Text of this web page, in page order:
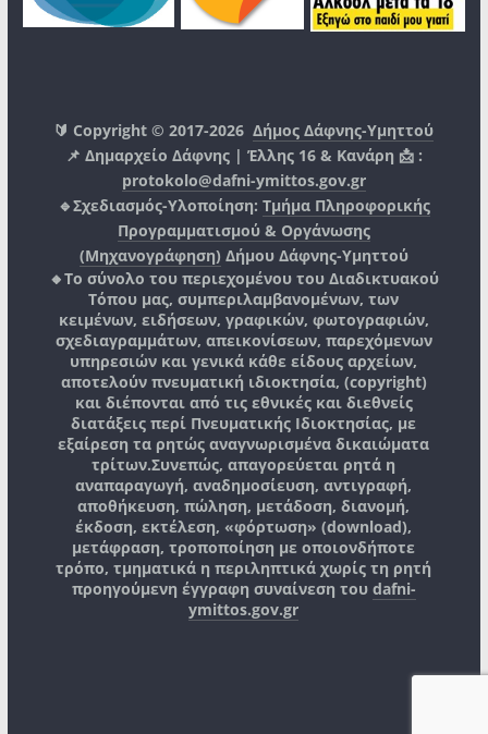
🔰 Copyright © 2017-2026Δήμος Δάφνης-Υμηττού
📌 Δημαρχείο Δάφνης | Έλλης 16 & Κανάρη 📩 :
protokolo@dafni-ymittos.gov.gr
🔹Σχεδιασμός-Υλοποίηση: Τμήμα Πληροφορικής
Προγραμματισμού & Οργάνωσης
(Μηχανογράφηση) Δήμου Δάφνης-Υμηττού
🔸Το σύνολο του περιεχομένου του Διαδικτυακού
Τόπου μας, συμπεριλαμβανομένων, των
κειμένων, ειδήσεων, γραφικών, φωτογραφιών,
σχεδιαγραμμάτων, απεικονίσεων, παρεχόμενων
υπηρεσιών και γενικά κάθε είδους αρχείων,
αποτελούν πνευματική ιδιοκτησία, (copyright)
και διέπονται από τις εθνικές και διεθνείς
διατάξεις περί Πνευματικής Ιδιοκτησίας, με
εξαίρεση τα ρητώς αναγνωρισμένα δικαιώματα
τρίτων.Συνεπώς, απαγορεύεται ρητά η
αναπαραγωγή, αναδημοσίευση, αντιγραφή,
αποθήκευση, πώληση, μετάδοση, διανομή,
έκδοση, εκτέλεση, «φόρτωση» (download),
μετάφραση, τροποποίηση με οποιονδήποτε
τρόπο, τμηματικά η περιληπτικά χωρίς τη ρητή
προηγούμενη έγγραφη συναίνεση του dafni-
ymittos.gov.gr